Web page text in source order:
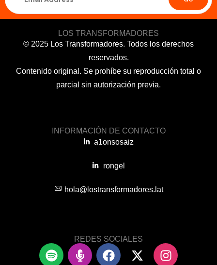
LOS TRANSFORMADORES
© 2025 Los Transformadores. Todos los derechos
reservados.
Contenido original. Se prohíbe su reproducción total o
parcial sin autorización previa.
INFORMACIÓN DE CONTACTO
a1onsosaiz
rongel
hola@lostransformadores.lat
REDES SOCIALES